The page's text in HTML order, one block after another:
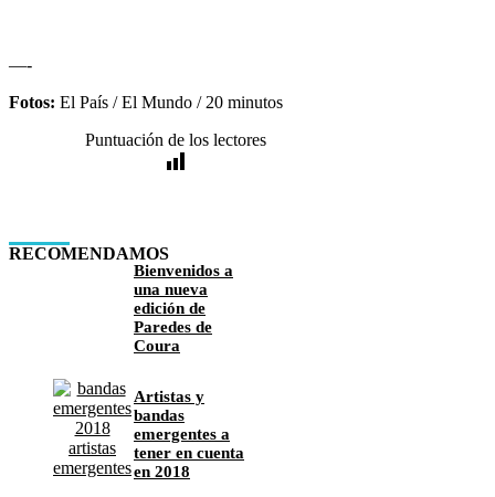
—-
Fotos: El País / El Mundo / 20 minutos
Puntuación de los lectores
RECOMENDAMOS
Bienvenidos a
una nueva
edición de
Paredes de
Coura
Artistas y
bandas
emergentes a
tener en cuenta
en 2018